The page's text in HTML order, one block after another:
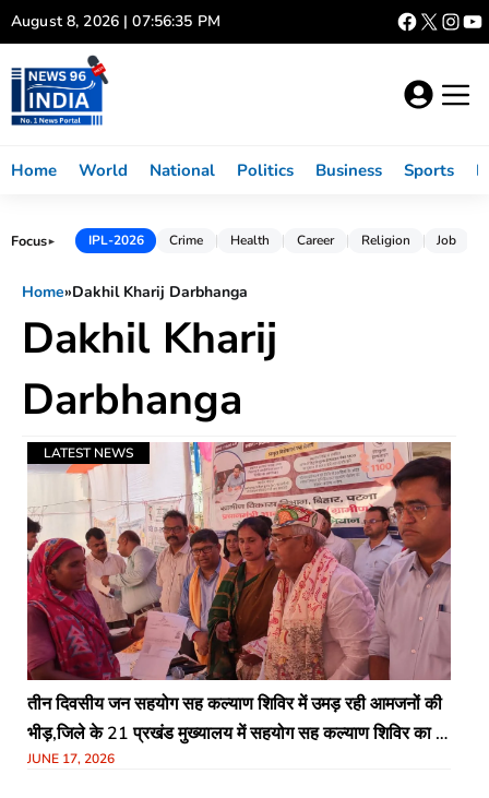
Skip
to
content
August 8, 2026 | 07:56:35 PM
Home World National Politics Business Sports
Focus► IPL-2026 Crime Health Career Religion Job
Home»Dakhil Kharij Darbhanga
Dakhil Kharij
Darbhanga
LATEST NEWS
तीन दिवसीय जन सहयोग सह कल्याण शिविर में उमड़ रही आमजनों की
भीड़,जिले के 21 प्रखंड मुख्यालय में सहयोग सह कल्याण शिविर का हो
रहा आयोजन
JUNE 17, 2026